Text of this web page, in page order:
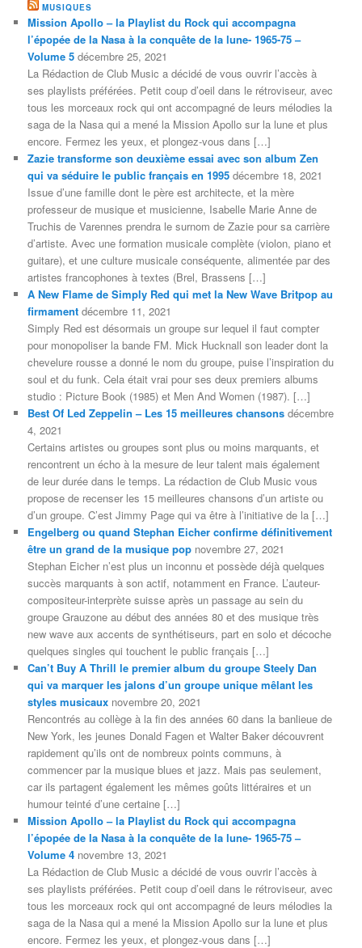
MUSIQUES
Mission Apollo – la Playlist du Rock qui accompagna
l’épopée de la Nasa à la conquête de la lune- 1965-75 –
Volume 5 décembre 25, 2021
La Rédaction de Club Music a décidé de vous ouvrir l’accès à
ses playlists préférées. Petit coup d’oeil dans le rétroviseur, avec
tous les morceaux rock qui ont accompagné de leurs mélodies la
saga de la Nasa qui a mené la Mission Apollo sur la lune et plus
encore. Fermez les yeux, et plongez-vous dans […]
Zazie transforme son deuxième essai avec son album Zen
qui va séduire le public français en 1995 décembre 18, 2021
Issue d’une famille dont le père est architecte, et la mère
professeur de musique et musicienne, Isabelle Marie Anne de
Truchis de Varennes prendra le surnom de Zazie pour sa carrière
d’artiste. Avec une formation musicale complète (violon, piano et
guitare), et une culture musicale conséquente, alimentée par des
artistes francophones à textes (Brel, Brassens […]
A New Flame de Simply Red qui met la New Wave Britpop au
firmament décembre 11, 2021
Simply Red est désormais un groupe sur lequel il faut compter
pour monopoliser la bande FM. Mick Hucknall son leader dont la
chevelure rousse a donné le nom du groupe, puise l’inspiration du
soul et du funk. Cela était vrai pour ses deux premiers albums
studio : Picture Book (1985) et Men And Women (1987). […]
Best Of Led Zeppelin – Les 15 meilleures chansons décembre
4, 2021
Certains artistes ou groupes sont plus ou moins marquants, et
rencontrent un écho à la mesure de leur talent mais également
de leur durée dans le temps. La rédaction de Club Music vous
propose de recenser les 15 meilleures chansons d’un artiste ou
d’un groupe. C’est Jimmy Page qui va être à l’initiative de la […]
Engelberg ou quand Stephan Eicher confirme définitivement
être un grand de la musique pop novembre 27, 2021
Stephan Eicher n’est plus un inconnu et possède déjà quelques
succès marquants à son actif, notamment en France. L’auteur-
compositeur-interprète suisse après un passage au sein du
groupe Grauzone au début des années 80 et des musique très
new wave aux accents de synthétiseurs, part en solo et décoche
quelques singles qui touchent le public français […]
Can’t Buy A Thrill le premier album du groupe Steely Dan
qui va marquer les jalons d’un groupe unique mêlant les
styles musicaux novembre 20, 2021
Rencontrés au collège à la fin des années 60 dans la banlieue de
New York, les jeunes Donald Fagen et Walter Baker découvrent
rapidement qu’ils ont de nombreux points communs, à
commencer par la musique blues et jazz. Mais pas seulement,
car ils partagent également les mêmes goûts littéraires et un
humour teinté d’une certaine […]
Mission Apollo – la Playlist du Rock qui accompagna
l’épopée de la Nasa à la conquête de la lune- 1965-75 –
Volume 4 novembre 13, 2021
La Rédaction de Club Music a décidé de vous ouvrir l’accès à
ses playlists préférées. Petit coup d’oeil dans le rétroviseur, avec
tous les morceaux rock qui ont accompagné de leurs mélodies la
saga de la Nasa qui a mené la Mission Apollo sur la lune et plus
encore. Fermez les yeux, et plongez-vous dans […]